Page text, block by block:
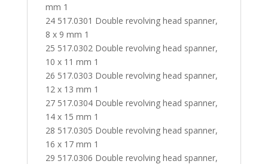
mm 1
24 517.0301 Double revolving head spanner,
8 x 9 mm 1
25 517.0302 Double revolving head spanner,
10 x 11 mm 1
26 517.0303 Double revolving head spanner,
12 x 13 mm 1
27 517.0304 Double revolving head spanner,
14 x 15 mm 1
28 517.0305 Double revolving head spanner,
16 x 17 mm 1
29 517.0306 Double revolving head spanner,